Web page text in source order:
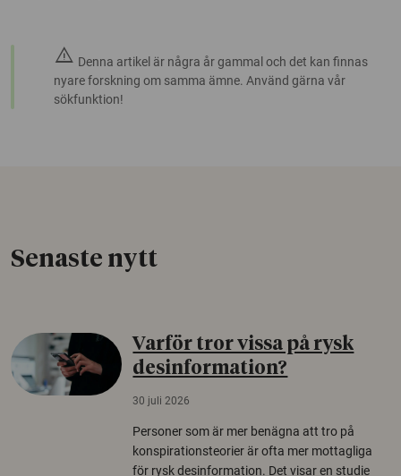
warning Denna artikel är några år gammal och det kan finnas
nyare forskning om samma ämne. Använd gärna vår
sökfunktion!
Senaste nytt
Varför tror vissa på rysk
desinformation?
30 juli 2026
Personer som är mer benägna att tro på
konspirationsteorier är ofta mer mottagliga
för rysk desinformation. Det visar en studie